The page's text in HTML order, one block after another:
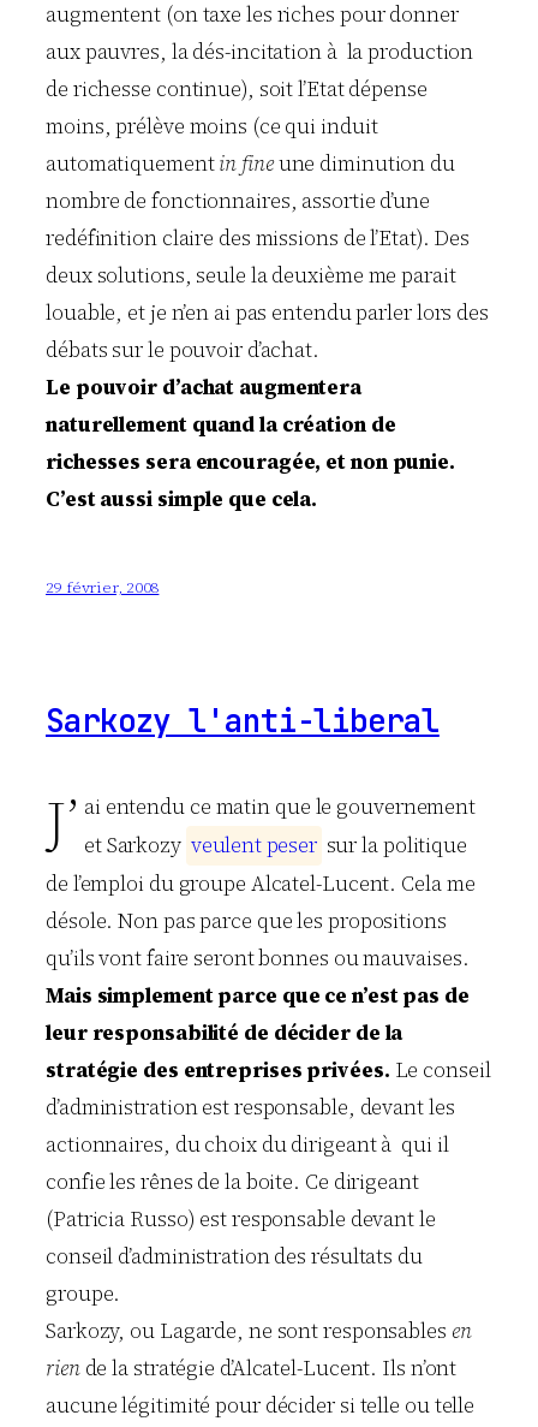
augmentent (on taxe les riches pour donner
aux pauvres, la dés-incitation à la production
de richesse continue), soit l’Etat dépense
moins, prélève moins (ce qui induit
automatiquementin fineune diminution du
nombre de fonctionnaires, assortie d’une
redéfinition claire des missions de l’Etat). Des
deux solutions, seule la deuxième me parait
louable, et je n’en ai pas entendu parler lors des
débats sur le pouvoir d’achat.
Le pouvoir d’achat augmentera
naturellement quand la création de
richesses sera encouragée, et non punie.
C’est aussi simple que cela.
29 février, 2008
Sarkozy l'anti-liberal
J’ ai entendu ce matin que le gouvernement
et Sarkozy veulentpeser sur la politique
de l’emploi du groupe Alcatel-Lucent. Cela me
désole. Non pas parce que les propositions
qu’ils vont faire seront bonnes ou mauvaises.
Mais simplement parce que ce n’est pas de
leur responsabilité de décider de la
stratégie des entreprises privées. Le conseil
d’administration est responsable, devant les
actionnaires, du choix du dirigeant à qui il
confie les rênes de la boite. Ce dirigeant
(Patricia Russo) est responsable devant le
conseil d’administration des résultats du
groupe.
Sarkozy, ou Lagarde, ne sont responsables en
riende la stratégie d’Alcatel-Lucent. Ils n’ont
aucune légitimité pour décider si telle ou telle